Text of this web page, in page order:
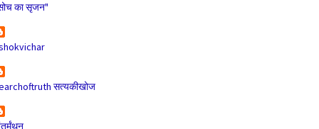
का सृजन"
सत्यकीखोज